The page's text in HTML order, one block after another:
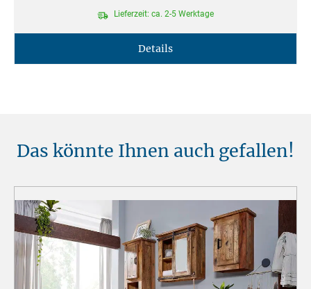
Lieferzeit: ca. 2-5 Werktage
Details
Das könnte Ihnen auch gefallen!